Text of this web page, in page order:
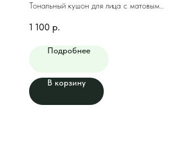
Тональный кушон для лица с матовым
1 100 р.
Подробнее
В корзину